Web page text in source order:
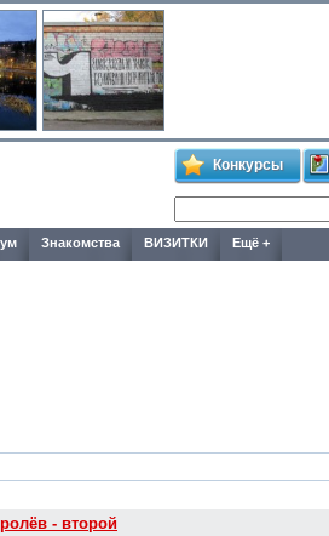
Конкурсы
Знакомства ВИЗИТКИ Ещё +
- второй